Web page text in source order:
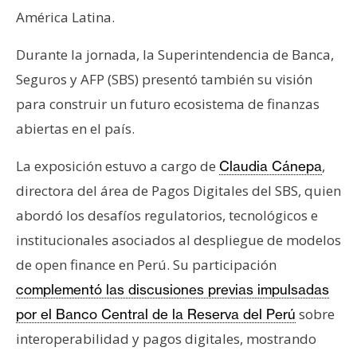
R
c
u
r
o
s
C
o
t
a
c
t
América Latina.
Durante la jornada, la Superintendencia de Banca,
Seguros y AFP (SBS) presentó también su visión
para construir un futuro ecosistema de finanzas
abiertas en el país.
La exposición estuvo a cargo de Claudia Cánepa,
directora del área de Pagos Digitales del SBS, quien
abordó los desafíos regulatorios, tecnológicos e
institucionales asociados al despliegue de modelos
de open finance en Perú. Su participación
complementó las discusiones previas impulsadas
por el Banco Central de la Reserva del Perú sobre
interoperabilidad y pagos digitales, mostrando